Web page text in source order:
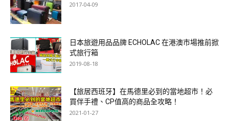
2017-04-09
日本旅遊用品品牌 ECHOLAC 在港澳市場推前掀
式旅行箱
2019-08-18
【旅居西班牙】在馬德里必到的當地超市！必
買伴手禮、CP值高的商品全攻略！
2021-01-27